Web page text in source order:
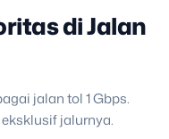
di Jalan
jalan tol 1 Gbps.
jalurnya.